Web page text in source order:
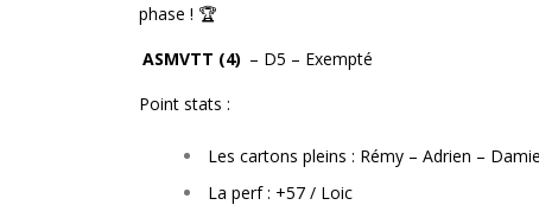
phase ! 🏆
ASMVTT (4) – D5 – Exempté
Point stats :
Les cartons pleins : Rémy – Adrien –
La perf : +57 / Loic